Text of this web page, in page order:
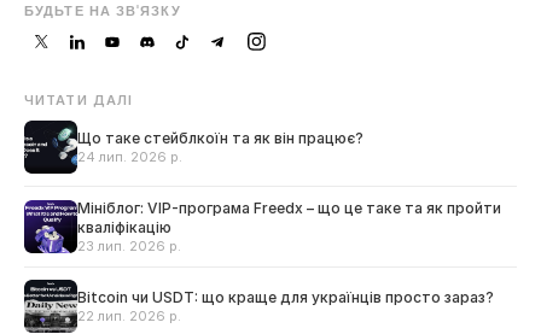
БУДЬТЕ НА ЗВ'ЯЗКУ
ЧИТАТИ ДАЛІ
Що таке стейблкоїн та як він працює?
24 лип. 2026 р.
Мініблог: VIP-програма Freedx – що це таке та як пройти
кваліфікацію
23 лип. 2026 р.
Bitcoin чи USDT: що краще для українців просто зараз?
22 лип. 2026 р.